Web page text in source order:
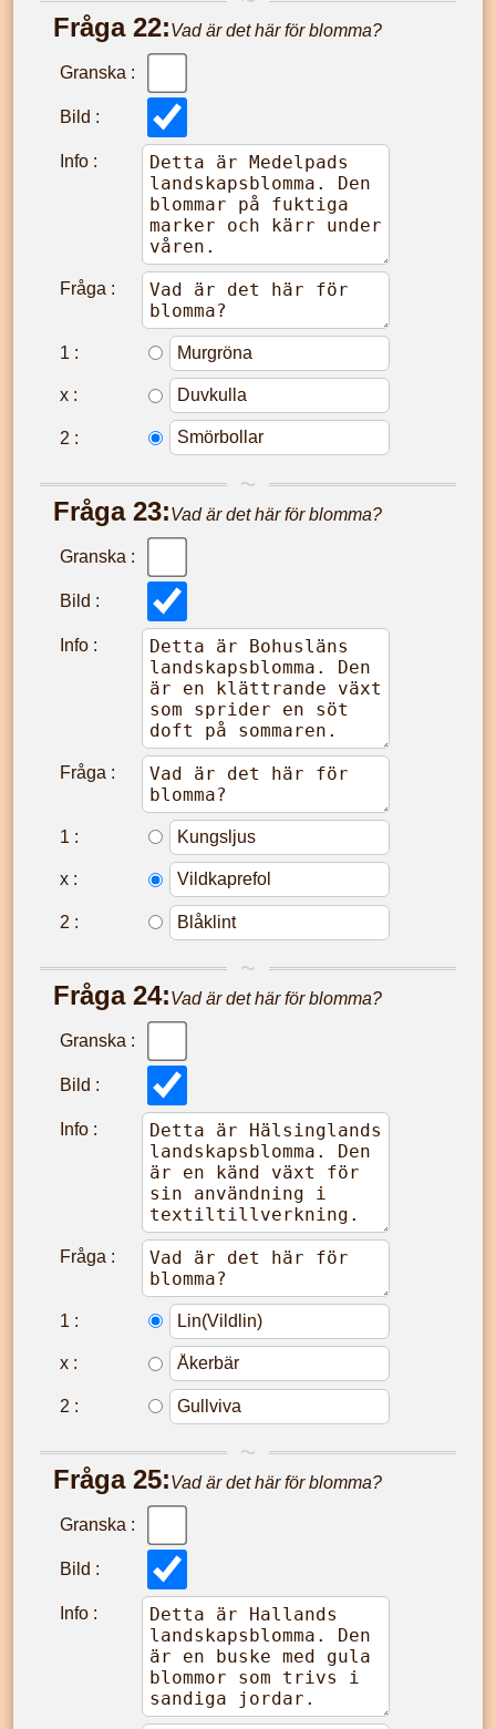
Fråga 22:Vad är det här för blomma?
Granska :
Bild :
Info :
Fråga :
1 :
x :
2 :
Fråga 23:Vad är det här för blomma?
Granska :
Bild :
Info :
Fråga :
1 :
x :
2 :
Fråga 24:Vad är det här för blomma?
Granska :
Bild :
Info :
Fråga :
1 :
x :
2 :
Fråga 25:Vad är det här för blomma?
Granska :
Bild :
Info :